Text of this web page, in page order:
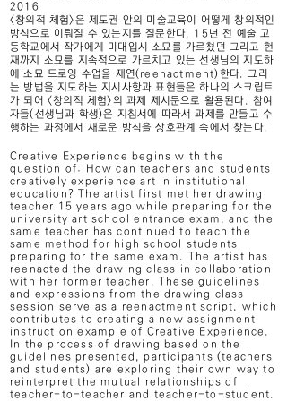
2016
<창의적 체험>은 제도권 안의 미술교육이 어떻게 창의적인
방식으로 이뤄질 수 있는지를 질문한다. 15년 전 예술 고
등학교에서 작가에게 미대입시 소묘를 가르쳤던 그리고 현
재까지 소묘를 지속적으로 가르치고 있는 선생님의 지도하
에 소묘 드로잉 수업을 재연(reenactment)한다. 그리
는 방법을 지도하는 지시사항과 표현들은 하나의 스크립트
가 되어 <창의적 체험>의 과제 제시문으로 활용된다. 참여
자들(선생님과 학생)은 지침서에 따라서 과제를 만들고 수
행하는 과정에서 새로운 방식을 상호관계 속에서 찾는다.
Creative Experience begins with the
question of: How can teachers and students
creatively experience art in institutional
education? The artist first met her drawing
teacher 15 years ago while preparing for the
university art school entrance exam, and the
same teacher has continued to teach the
same method for high school students
preparing for the same exam. The artist has
reenacted the drawing class in collaboration
with her former teacher. These guidelines
and expressions from the drawing class
session serve as a reenactment script, which
contributes to creating a new assignment
instruction example of Creative Experience.
In the process of drawing based on the
guidelines presented, participants (teachers
and students) are exploring their own way to
reinterpret the mutual relationships of
teacher-to-teacher and teacher-to-student.